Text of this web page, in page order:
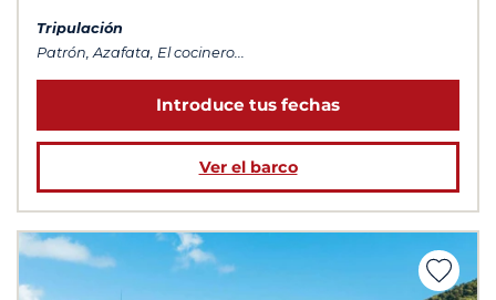
Tripulación
Patrón, Azafata, El cocinero...
Introduce tus fechas
Ver el barco